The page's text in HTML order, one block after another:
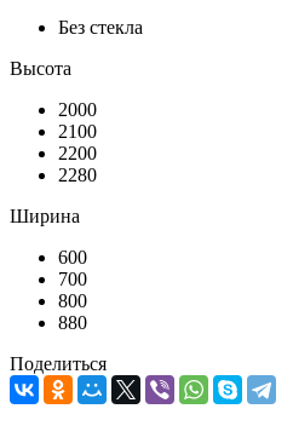
Без стекла
Высота
2000
2100
2200
2280
Ширина
600
700
800
880
Поделиться